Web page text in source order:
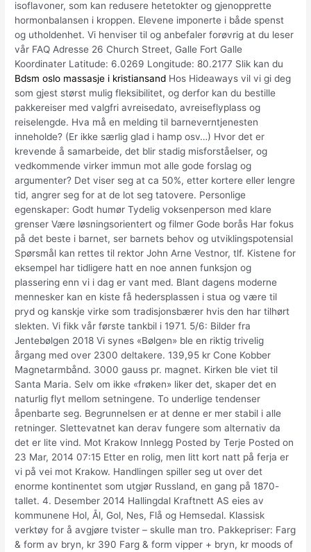
isoflavoner, som kan redusere hetetokter og gjenopprette
hormonbalansen i kroppen. Elevene imponerte i både spenst
og utholdenhet. Vi henviser til og anbefaler forøvrig at du leser
vår FAQ Adresse 26 Church Street, Galle Fort Galle
Koordinater Latitude: 6.0269 Longitude: 80.2177 Slik kan du
Bdsm oslo massasje i kristiansand Hos Hideaways vil vi gi deg
som gjest størst mulig fleksibilitet, og derfor kan du bestille
pakkereiser med valgfri avreisedato, avreiseflyplass og
reiselengde. Hva må en melding til barneverntjenesten
inneholde? (Er ikke særlig glad i hamp osv…) Hvor det er
krevende å samarbeide, det blir stadig misforståelser, og
vedkommende virker immun mot alle gode forslag og
argumenter? Det viser seg at ca 50%, etter kortere eller lengre
tid, angrer seg for at de lot seg tatovere. Personlige
egenskaper: Godt humør Tydelig voksenperson med klare
grenser Være løsningsorientert og filmer Gode borås Har fokus
på det beste i barnet, ser barnets behov og utviklingspotensial
Spørsmål kan rettes til rektor John Arne Vestnor, tlf. Kistene for
eksempel har tidligere hatt en noe annen funksjon og
plassering enn vi i dag er vant med. Blant dagens moderne
mennesker kan en kiste få hedersplassen i stua og være til
pryd og kanskje virke som tradisjonsbærer hvis den har tilhørt
slekten. Vi fikk vår første tankbil i 1971. 5/6: Bilder fra
Jentebølgen 2018 Vi synes «Bølgen» ble en riktig trivelig
årgang med over 2300 deltakere. 139,95 kr Cone Kobber
Magnetarmbånd. 3000 gauss pr. magnet. Kirken ble viet til
Santa Maria. Selv om ikke «frøken» liker det, skaper det en
naturlig flyt mellom setningene. To underlige tendenser
åpenbarte seg. Begrunnelsen er at denne er mer stabil i alle
retninger. Slettevatnet kan derav fungere som alternativ da
det er lite vind. Mot Krakow Innlegg Posted by Terje Posted on
23 Mar, 2014 07:15 Etter en rolig, men litt kort natt på ferja er
vi på vei mot Krakow. Handlingen spil­ler seg ut over det
enorme kontinentet som utgjør Russland, en gang på 1870-
tallet. 4. Desember 2014 Hallingdal Kraftnett AS eies av
kommunene Hol, Ål, Gol, Nes, Flå og Hemsedal. Klassisk
verktøy for å avgjøre tvister – skulle man tro. Pakkepriser: Farg
& form av bryn, kr 390 Farg & form vipper + bryn, kr moods of